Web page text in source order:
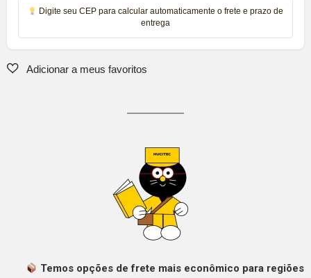
Digite seu CEP para calcular automaticamente o frete e prazo de
entrega
Temos opções de frete mais econômico para regiões